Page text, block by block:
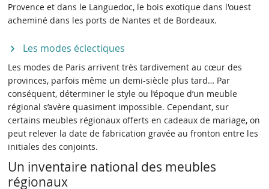
Provence et dans le Languedoc, le bois exotique dans l'ouest
acheminé dans les ports de Nantes et de Bordeaux.
Les modes éclectiques
Les modes de Paris arrivent très tardivement au cœur des
provinces, parfois même un demi-siècle plus tard… Par
conséquent, déterminer le style ou l’époque d’un meuble
régional s’avère quasiment impossible. Cependant, sur
certains meubles régionaux offerts en cadeaux de mariage, on
peut relever la date de fabrication gravée au fronton entre les
initiales des conjoints.
Un inventaire national des meubles
régionaux